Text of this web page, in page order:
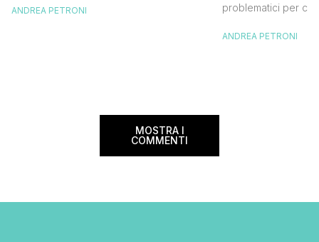
France. Tale realtà, fondata nel 1933, ha
ANDREA PETRONI
problematici per chi
bagaglio cambiano
ANDREA PETRONI
MOSTRA I
COMMENTI